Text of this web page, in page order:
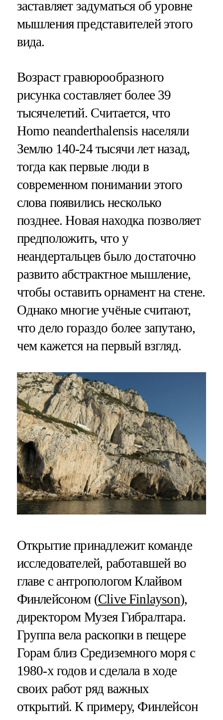
заставляет задуматься об уровне
мышления представителей этого
вида.
Возраст гравюрообразного
рисунка составляет более 39
тысячелетий. Считается, что
Homo neanderthalensis населяли
Землю 140-24 тысячи лет назад,
тогда как первые люди в
современном понимании этого
слова появились несколько
позднее. Новая находка позволяет
предположить, что у
неандертальцев было достаточно
развито абстрактное мышление,
чтобы оставить орнамент на стене.
Однако многие учёные считают,
что дело гораздо более запутано,
чем кажется на первый взгляд.
Открытие принадлежит команде
исследователей, работавшей во
главе с антропологом Клайвом
Финлейсоном (Clive Finlayson),
директором Музея Гибралтара.
Группа вела раскопки в пещере
Горам близ Средиземного моря с
1980-х годов и сделала в ходе
своих работ ряд важных
открытий. К примеру, Финлейсон